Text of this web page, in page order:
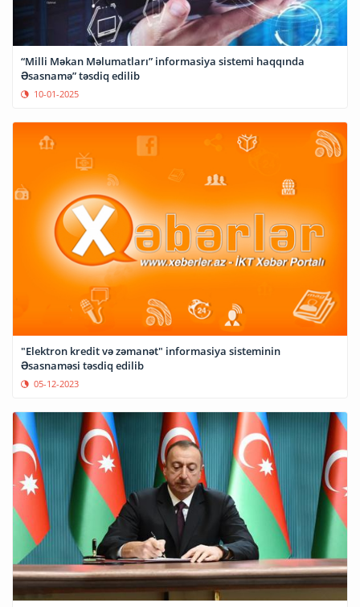
“Milli Məkan Məlumatları” informasiya sistemi haqqında
Əsasnamə” təsdiq edilib
10-01-2025
"Elektron kredit və zəmanət" informasiya sisteminin
Əsasnaməsi təsdiq edilib
05-12-2023